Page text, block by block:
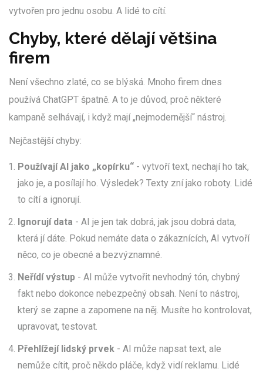
vytvořen pro jednu osobu. A lidé to cítí.
Chyby, které dělají většina
firem
Není všechno zlaté, co se blýská. Mnoho firem dnes
používá ChatGPT špatně. A to je důvod, proč některé
kampaně selhávají, i když mají „nejmodernější“ nástroj.
Nejčastější chyby:
Používají AI jako „kopírku“ - vytvoří text, nechají ho tak,
jako je, a posílají ho. Výsledek? Texty zní jako roboty. Lidé
to cítí a ignorují.
Ignorují data - AI je jen tak dobrá, jak jsou dobrá data,
která jí dáte. Pokud nemáte data o zákaznících, AI vytvoří
něco, co je obecné a bezvýznamné.
Neřídí výstup - AI může vytvořit nevhodný tón, chybný
fakt nebo dokonce nebezpečný obsah. Není to nástroj,
který se zapne a zapomene na něj. Musíte ho kontrolovat,
upravovat, testovat.
Přehlížejí lidský prvek - AI může napsat text, ale
nemůže cítit, proč někdo pláče, když vidí reklamu. Lidé